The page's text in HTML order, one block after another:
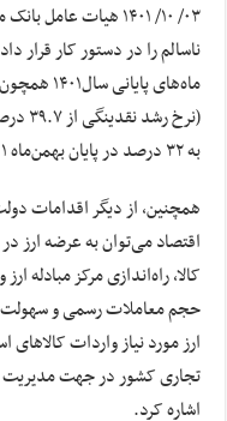
۰۳‌/ ۱۰‌/ ۱۴۰۱ هیات‌
ناسالم را در دستور کار قرار
ماه‌های
به ۳۲ درصد در پایان بهمن‌ماه ۱۴۰۱ کاهش یافته است).
همچنین، از دیگر اقدامات
اقتصاد می‌توان به عرضه ارز
کالا، راه‌اندازی مرکز
حجم معاملات رسمی و سهولت
ارز مورد نیاز واردات کالاهای
تجاری کشور در جهت مدیریت
اشاره کرد.